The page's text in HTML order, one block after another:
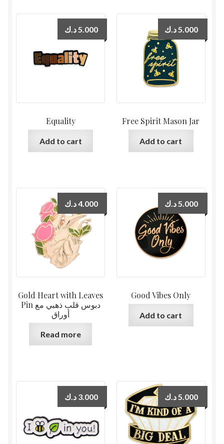
Equality
5.000 د.ك
Add to cart
Free Spirit Mason Jar
5.000 د.ك
Add to cart
Gold Heart with Leaves
Pin دبوس قلب ذهبي مع
أوراق
4.000د.ك
Read more
Good Vibes Only
5.000د.ك
Add to cart
3.000 د.ك 5.000د.ك